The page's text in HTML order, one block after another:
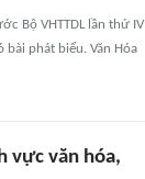
Bộ VHTTDL lần thứ IV
bài phát biểu. Văn Hóa
vực văn hóa,